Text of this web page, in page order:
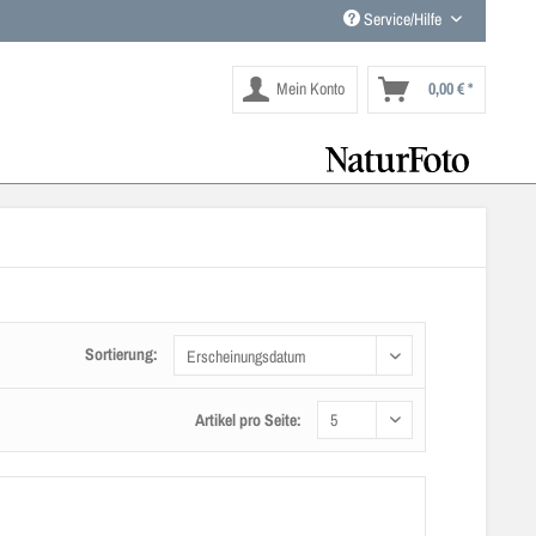
Service/Hilfe
Mein Konto 0,00 € *
Sortierung:
Artikel pro Seite: